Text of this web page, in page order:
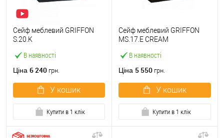
В наявності
Сейф меблевий GRIFFON
S.20.K
Ціна 6 240 грн.
У кошик
Купити в 1 клік
В наявності
Сейф меблевий GRIFFON
MS.17.E CREAM
Ціна 5 550 грн.
У кошик
Купити в 1 клік